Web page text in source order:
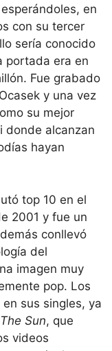
en
con su tercer
sería conocido
portada era en
Fue grabado
y una vez
su mejor
donde alcanzan
hayan
top 10 en el
2001 y fue un
conllevó
del
imagen muy
pop. Los
sus singles, ya
Sun, que
videos